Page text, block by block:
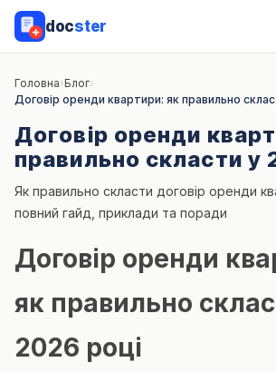
docster
Головна›Блог›
Договір оренди квартири: як правильно
Договір оренди
правильно скласти у
Як правильно скласти договір оренди
повний гайд, приклади та поради
Договір оренди
як правильно
2026 році